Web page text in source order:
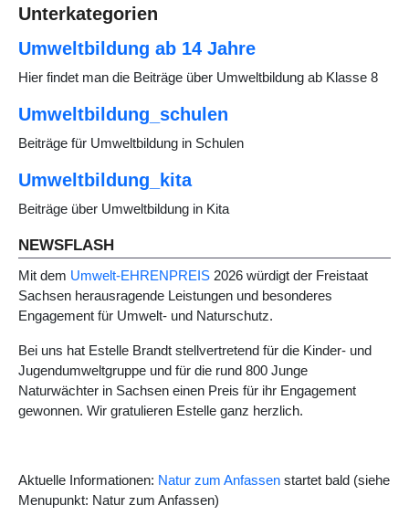
Unterkategorien
Umweltbildung ab 14 Jahre
Hier findet man die Beiträge über Umweltbildung ab Klasse 8
Umweltbildung_schulen
Beiträge für Umweltbildung in Schulen
Umweltbildung_kita
Beiträge über Umweltbildung in Kita
NEWSFLASH
Mit dem Umwelt-EHRENPREIS 2026 würdigt der Freistaat
Sachsen herausragende Leistungen und besonderes
Engagement für Umwelt- und Naturschutz.
Bei uns hat Estelle Brandt stellvertretend für die Kinder- und
Jugendumweltgruppe und für die rund 800 Junge
Naturwächter in Sachsen einen Preis für ihr Engagement
gewonnen. Wir gratulieren Estelle ganz herzlich.
Aktuelle Informationen: Natur zum Anfassen startet bald (siehe
Menupunkt: Natur zum Anfassen)